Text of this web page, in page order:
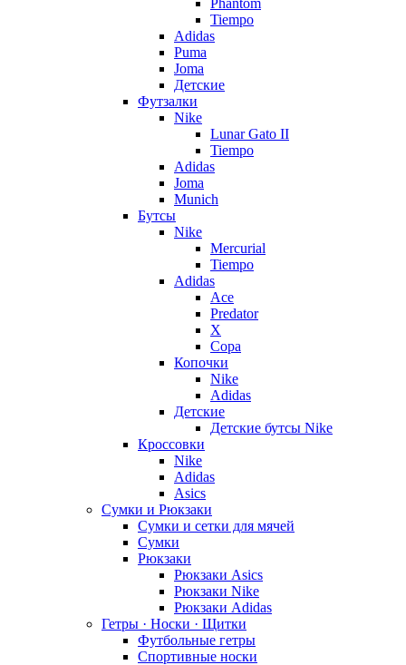
Phantom
Tiempo
Adidas
Puma
Joma
Детские
Футзалки
Nike
Lunar Gato II
Tiempo
Adidas
Joma
Munich
Бутсы
Nike
Mercurial
Tiempo
Adidas
Ace
Predator
X
Copa
Копочки
Nike
Adidas
Детские
Детские бутсы Nike
Кроссовки
Nike
Adidas
Asics
Сумки и Рюкзаки
Сумки и сетки для мячей
Сумки
Рюкзаки
Рюкзаки Asics
Рюкзаки Nike
Рюкзаки Adidas
Гетры · Носки · Щитки
Футбольные гетры
Спортивные носки